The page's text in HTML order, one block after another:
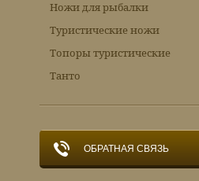
Ножи для рыбалки
Туристические ножи
Топоры туристические
Танто
ОБРАТНАЯ СВЯЗЬ